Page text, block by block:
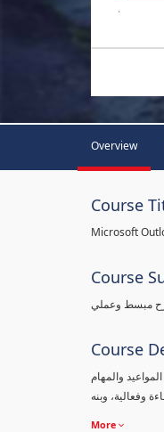
.
Overview
Course
Microsoft
Course
مبسط وعملي
Course
والمهام
More